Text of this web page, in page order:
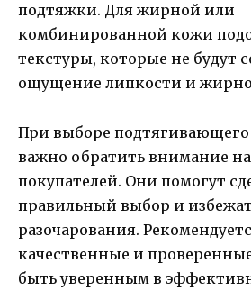
подтяжки. Для жирной или
комбинированной кожи
текстуры, которые не будут
ощущение липкости и
При выборе подтягивающего
важно обратить внимание
покупателей. Они помогут
правильный выбор и
разочарования.
качественные и
быть уверенным в